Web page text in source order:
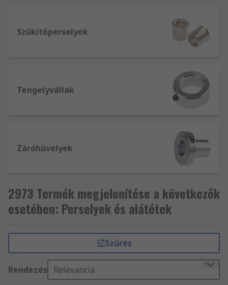
Szűkítőperselyek
Tengelyvállak
Záróhüvelyek
2973 Termék megjelenítése a következők
esetében: Perselyek és alátétek
Szűrés
Rendezés Relevancia